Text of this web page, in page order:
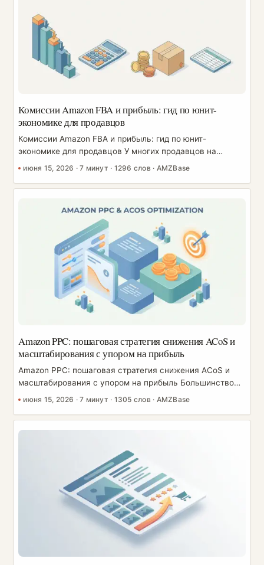
работают, безопасный шаблон вкладыша и процесс
работы с негативом. Здесь нет ничего о манипуляции
отзывами — потому что в тот момент, когда вы на это
идёте, всё построенное оказывается под угрозой. ...
Комиссии Amazon FBA и прибыль: гид по юнит-
экономике для продавцов
Комиссии Amazon FBA и прибыль: гид по юнит-
экономике для продавцов У многих продавцов на
Amazon есть выручка, но нет понимания, зарабатывают
строка отчёта, пополняют запасы и только спустя
обнаруживают, что математика никогда не сходилась.
Причина почти всегда одна и та же: отсутствие модели
юнит-экономики. Этот гид разбирает каждую крупную
комиссию FBA, а затем строит каскад прибыли, который
вы сможете применить к любому товару. Цифры здесь
иллюстративные — комиссии Amazon меняются и
зависят от категории и размера, поэтому всегда
сверяйтесь с официальным калькулятором выручки
FBA. Главное, что нужно усвоить, — это структура
июня 15, 2026 ·7 минут · 1296 слов· AMZBase
Amazon PPC: пошаговая стратегия снижения ACoS и
масштабирования с упором на прибыль
Amazon PPC: пошаговая стратегия снижения ACoS и
масштабирования с упором на прибыль Большинство
советов подают Amazon PPC как способ «купить себе
продавцов терять деньги. PPC — это не короткий путь к
высоким позициям, это управление прибылью. Задача в
обрезать те, что не окупаются, а затем масштабировать
то, что работает. Эта стратегия даёт вам математику,
структуру и рабочий процесс, чтобы снизить ACoS, не
убивая рост. ...
июня 15, 2026 ·7 минут · 1305 слов· AMZBase